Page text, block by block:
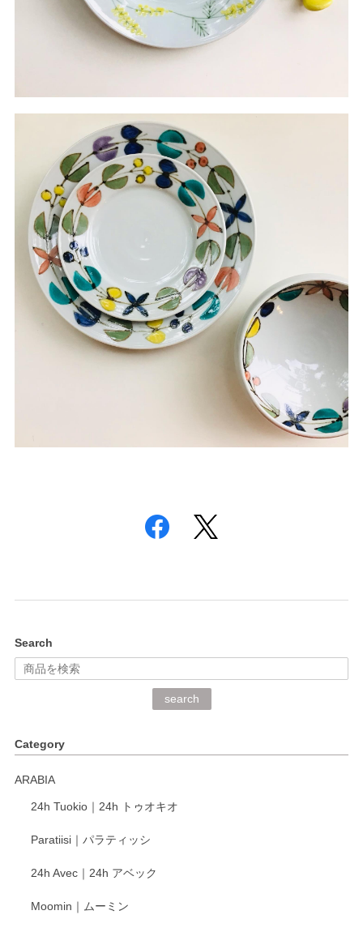
Search
search
Category
ARABIA
24h Tuokio｜24h トゥオキオ
Paratiisi｜パラティッシ
24h Avec｜24h アベック
Moomin｜ムーミン